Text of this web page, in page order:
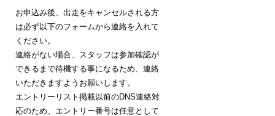
お申込み後、出走をキャンセルされる方
は必ず以下のフォームから連絡を入れて
ください。
連絡がない場合、スタッフは参加確認が
できるまで待機する事になるため、連絡
いただきますようお願いします。
エントリーリスト掲載以前のDNS連絡対
応のため、エントリー番号は任意として